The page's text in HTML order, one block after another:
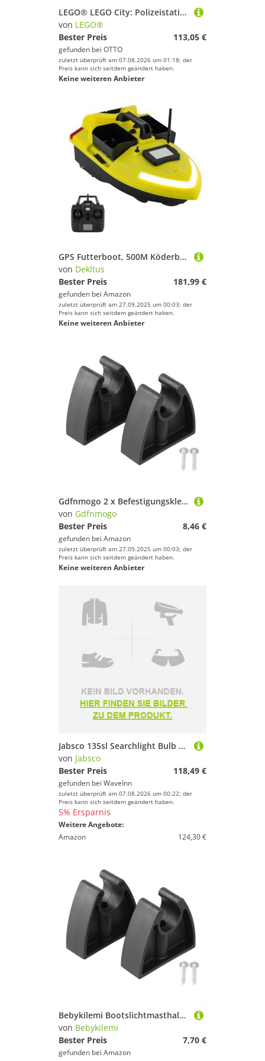
Pumpen & Sanitäranlagen
Rettungswesten
Schiffkompasse
Schiffs-Bekleidung
Sicherheitszubehör-Artikel
Sitze für Boote
Steuerungsausrüstung
Wasserdichte Taschen
LEGO® LEGO City: Polizeistation (60246) Spielbausteine
von LEGO®
Bester Preis
113,05 €
gefunden bei OTTO
zuletzt überprüft am 07.08.2026 um 01:18; der
Preis kann sich seitdem geändert haben.
Keine weiteren Anbieter
GPS Futterboot, 500M Köderboot mit Fernsteuerung/Suchscheinwerfer/Ladegerät unb 12000mAh Lithium-Batterie - Tragfähigkeit 2 kg, Fischköder Boot für Angler (Gelb)
von Dekltus
Bester Preis
181,99 €
gefunden bei Amazon
zuletzt überprüft am 27.09.2025 um 00:03; der
Preis kann sich seitdem geändert haben.
Keine weiteren Anbieter
Gdfnmogo 2 x Befestigungsklemmen für Boote, Yacht, Lichtmast, ABS-Kunststoff, Befestigungshalter für Bootsantenne, Suchscheinwerfer und
von Gdfnmogo
Bester Preis
8,46 €
gefunden bei Amazon
zuletzt überprüft am 27.09.2025 um 00:03; der
Preis kann sich seitdem geändert haben.
Keine weiteren Anbieter
Jabsco 135sl Searchlight Bulb Durchsichtig
von Jabsco
Bester Preis
118,49 €
gefunden bei WaveInn
zuletzt überprüft am 07.08.2026 um 00:22; der
Preis kann sich seitdem geändert haben.
5% Ersparnis
Weitere Angebote:
Amazon
124,30 €
Bebykilemi Bootslichtmasthalter, Marine-Yacht-Befestigungsklemme, ABS-Kunststoff, Suchscheinwerfer-Halterung, Stange, Aufbewahrungsclips für Bootszubehör, schwarz, 2 Stück
von Bebykilemi
Bester Preis
7,70 €
gefunden bei Amazon